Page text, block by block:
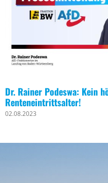
Dr. Rainer Podeswa: Kein
Renteneintrittsalter!
02.08.2023